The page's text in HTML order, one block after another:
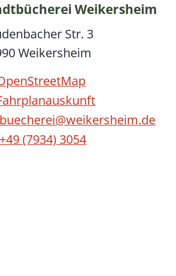
Weikersheim
Str. 3
Weikersheim
buecherei@weikersheim.de
+49 (7934) 3054